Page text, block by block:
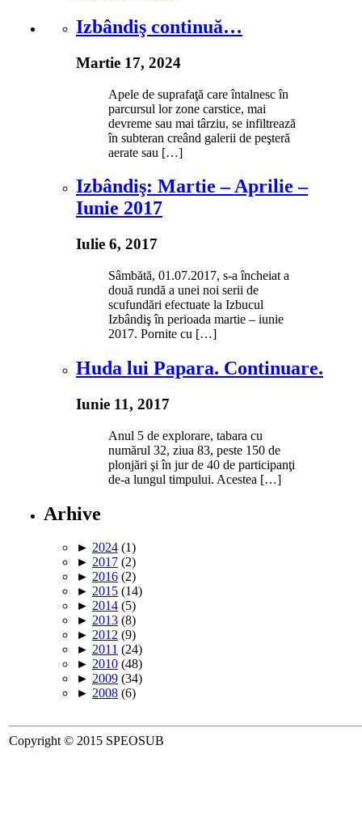
Izbândiş continuă…
Martie 17, 2024
Apele de suprafaţă care întalnesc în
parcursul lor zone carstice, mai
devreme sau mai târziu, se infiltrează
în subteran creând galerii de peşteră
aerate sau […]
Izbândiş: Martie – Aprilie –
Iunie 2017
Iulie 6, 2017
Sâmbătă, 01.07.2017, s-a încheiat a
două rundă a unei noi serii de
scufundări efectuate la Izbucul
Izbândiş în perioada martie – iunie
2017. Pornite cu […]
Huda lui Papara. Continuare.
Iunie 11, 2017
Anul 5 de explorare, tabara cu
numărul 32, ziua 83, peste 150 de
plonjări şi în jur de 40 de participanţi
de-a lungul timpului. Acestea […]
Arhive
► 2024 (1)
► 2017 (2)
► 2016 (2)
► 2015 (14)
► 2014 (5)
► 2013 (8)
► 2012 (9)
► 2011 (24)
► 2010 (48)
► 2009 (34)
► 2008 (6)
Copyright © 2015 SPEOSUB